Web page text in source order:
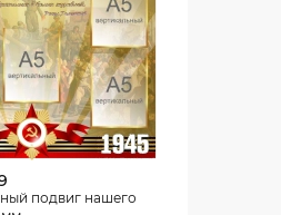
подвиг нашего